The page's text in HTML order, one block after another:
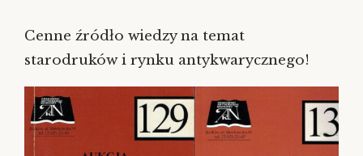
Cenne źródło wiedzy na temat
starodruków i rynku antykwarycznego!